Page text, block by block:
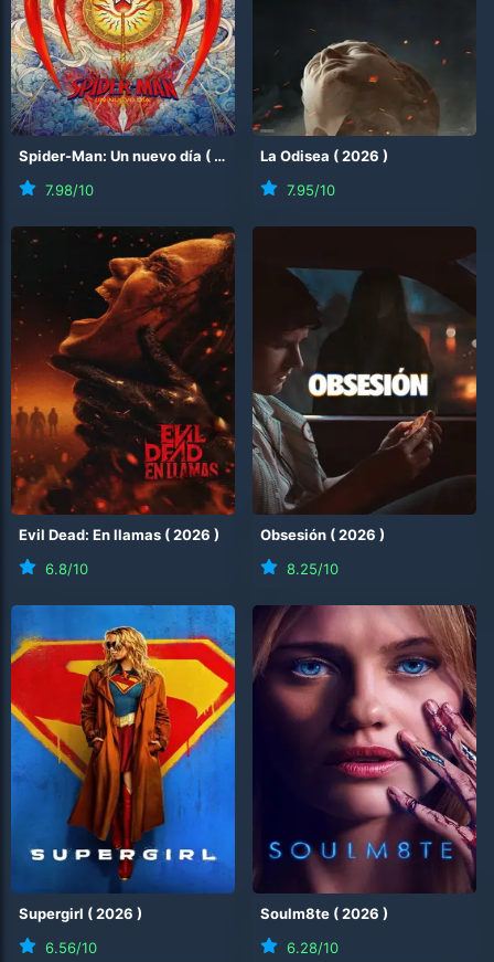
Spider-Man: Un nuevo día ( 2026
7.98/10
La Odisea (2026 )
7.95/10
Evil Dead: En llamas (2026 )
6.8/10
Obsesión (2026 )
8.25/10
Supergirl (2026 )
6.56/10
Soulm8te (2026 )
6.28/10